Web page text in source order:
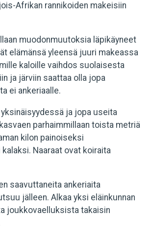
Afrikan rannikoiden makeisiin
muodonmuutoksia läpikäyneet
elämänsä yleensä juuri makeassa
kaloille vaihdos suolaisesta
ja järviin saattaa olla jopa
ei ankeriaalle.
ja jopa useita
parhaimmillaan toista metriä
kilon painoiseksi
Naaraat ovat koiraita
saavuttaneita ankeriaita
jälleen. Alkaa yksi eläinkunnan
joukkovaelluksista takaisin